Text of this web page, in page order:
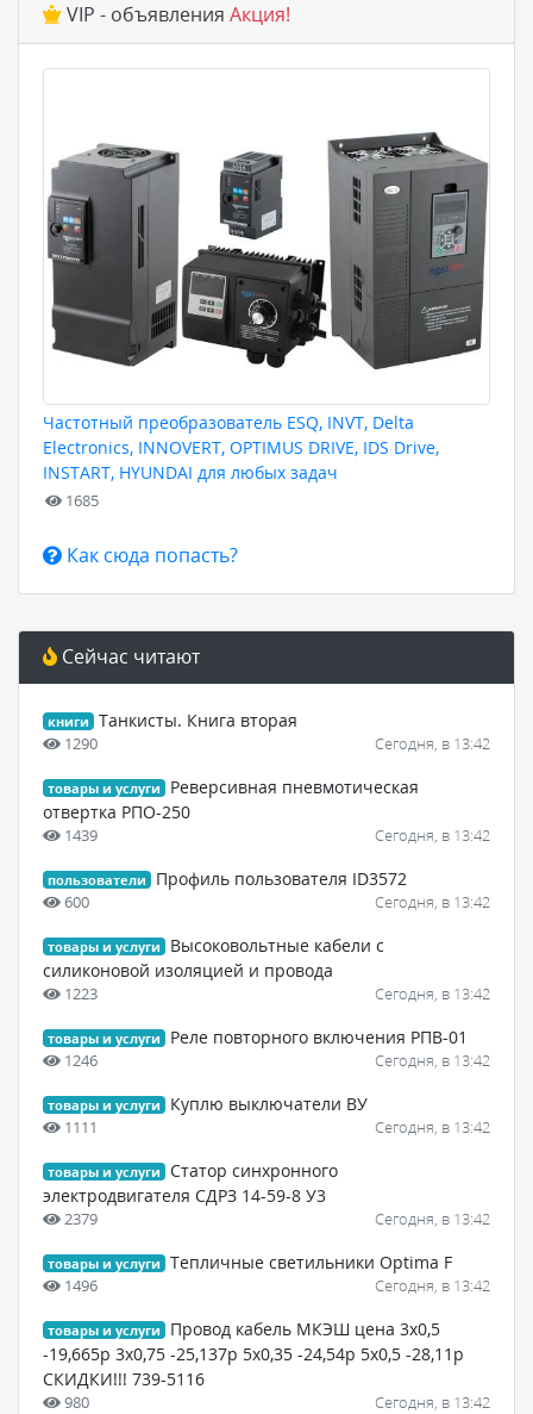
VIP - объявления Акция!
Частотный преобразователь ESQ, INVT, Delta
Electronics, INNOVERT, OPTIMUS DRIVE, IDS Drive,
INSTART, HYUNDAI для любых задач
1685
Как сюда попасть?
Сейчас читают
книги Танкисты. Книга вторая
1290 Сегодня, в 13:42
товары и услуги
Реверсивная пневмотическая
отвертка РПО-250
1439 Сегодня, в 13:42
пользователи Профиль пользователя ID3572
600 Сегодня, в 13:42
товары и услуги
Высоковольтные кабели с
силиконовой изоляцией и провода
1223 Сегодня, в 13:42
товары и услуги Реле повторного включения РПВ-01
1246 Сегодня, в 13:42
товары и услуги Куплю выключатели ВУ
1111 Сегодня, в 13:42
товары и услуги
Статор синхронного
электродвигателя СДРЗ 14-59-8 У3
2379 Сегодня, в 13:42
товары и услуги Тепличные светильники Optima F
1496 Сегодня, в 13:42
товары и услуги
Провод кабель МКЭШ цена 3х0,5
-19,665р 3х0,75 -25,137р 5х0,35 -24,54р 5х0,5 -28,11р
СКИДКИ!!! 739-5116
980 Сегодня, в 13:42